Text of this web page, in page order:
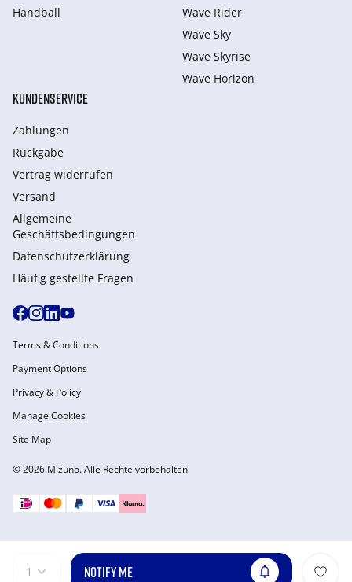
1 NOTIFY ME
Handball
Wave Rider
Wave Sky
Wave Skyrise
Wave Horizon
KUNDENSERVICE
Zahlungen
Rückgabe
Vertrag widerrufen
Versand
Allgemeine
Geschäftsbedingungen
Datenschutzerklärung
Häufig gestellte Fragen
© 2026 Mizuno. Alle Rechte vorbehalten
Terms & Conditions
Payment Options
Privacy & Policy
Manage Cookies
Site Map